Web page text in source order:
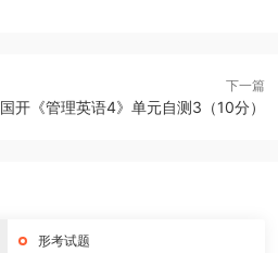
下一篇
国开《管理英语4》单元自测3（10分）
形考试题